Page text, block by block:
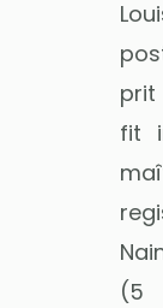
prit
fit
(5